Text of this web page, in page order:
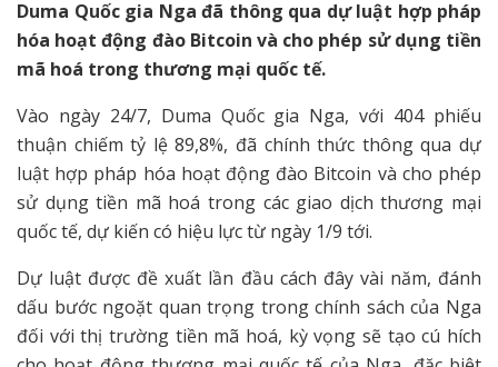
Duma Quốc gia Nga đã thông qua dự luật hợp pháp
hóa hoạt động đào Bitcoin và cho phép sử dụng tiền
mã hoá trong thương mại quốc tế.
Vào ngày 24/7, Duma Quốc gia Nga, với 404 phiếu
thuận chiếm tỷ lệ 89,8%, đã chính thức thông qua dự
luật hợp pháp hóa hoạt động đào Bitcoin và cho phép
sử dụng tiền mã hoá trong các giao dịch thương mại
quốc tế, dự kiến có hiệu lực từ ngày 1/9 tới.
Dự luật được đề xuất lần đầu cách đây vài năm, đánh
dấu bước ngoặt quan trọng trong chính sách của Nga
đối với thị trường tiền mã hoá, kỳ vọng sẽ tạo cú hích